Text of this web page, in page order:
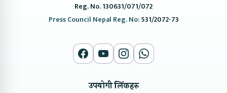
Reg. No. 130631/071/072
Press Council Nepal Reg. No:531/2072-73
उपयोगी लिंकहरु